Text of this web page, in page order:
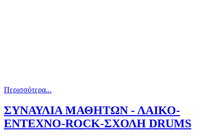
Περισσότερα...
ΣΥΝΑΥΛΙΑ ΜΑΘΗΤΩΝ - ΛΑΙΚΟ-
ΕΝΤΕΧΝΟ-ROCK-ΣΧΟΛΗ DRUMS